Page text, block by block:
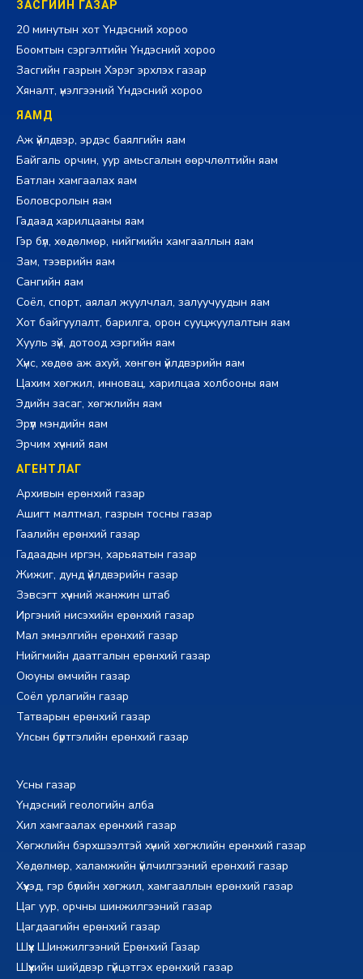
ЗАСГИЙН ГАЗАР
20 минутын хот Үндэсний хороо
Боомтын сэргэлтийн Үндэсний хороо
Засгийн газрын Хэрэг эрхлэх газар
Хяналт, үнэлгээний Үндэсний хороо
ЯАМД
Аж үйлдвэр, эрдэс баялгийн яам
Байгаль орчин, уур амьсгалын өөрчлөлтийн яам
Батлан хамгаалах яам
Боловсролын яам
Гадаад харилцааны яам
Гэр бүл, хөдөлмөр, нийгмийн хамгааллын яам
Зам, тээврийн яам
Сангийн яам
Соёл, спорт, аялал жуулчлал, залуучуудын яам
Хот байгуулалт, барилга, орон сууцжуулалтын яам
Хууль зүй, дотоод хэргийн яам
Хүнс, хөдөө аж ахуй, хөнгөн үйлдвэрийн яам
Цахим хөгжил, инновац, харилцаа холбооны яам
Эдийн засаг, хөгжлийн яам
Эрүүл мэндийн яам
Эрчим хүчний яам
АГЕНТЛАГ
Архивын ерөнхий газар
Ашигт малтмал, газрын тосны газар
Гаалийн ерөнхий газар
Гадаадын иргэн, харьяатын газар
Жижиг, дунд үйлдвэрийн газар
Зэвсэгт хүчний жанжин штаб
Иргэний нисэхийн ерөнхий газар
Мал эмнэлгийн ерөнхий газар
Нийгмийн даатгалын ерөнхий газар
Оюуны өмчийн газар
Соёл урлагийн газар
Татварын ерөнхий газар
Улсын бүртгэлийн ерөнхий газар
Усны газар
Үндэсний геологийн алба
Хил хамгаалах ерөнхий газар
Хөгжлийн бэрхшээлтэй хүний хөгжлийн ерөнхий газар
Хөдөлмөр, халамжийн үйлчилгээний ерөнхий газар
Хүүхэд, гэр бүлийн хөгжил, хамгааллын ерөнхий газар
Цаг уур, орчны шинжилгээний газар
Цагдаагийн ерөнхий газар
Шүүх Шинжилгээний Ерөнхий Газар
Шүүхийн шийдвэр гүйцэтгэх ерөнхий газар